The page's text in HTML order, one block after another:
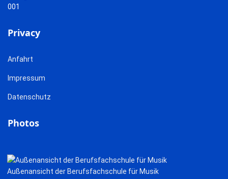
Privacy
Anfahrt
Impressum
Datenschutz
Photos
Außenansicht der Berufsfachschule für Musik